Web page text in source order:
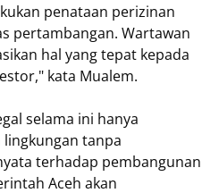
penataan perizinan
pertambangan. Wartawan
hal yang tepat kepada
kata Mualem.
selama ini hanya
tanpa
terhadap pembangunan
Aceh akan